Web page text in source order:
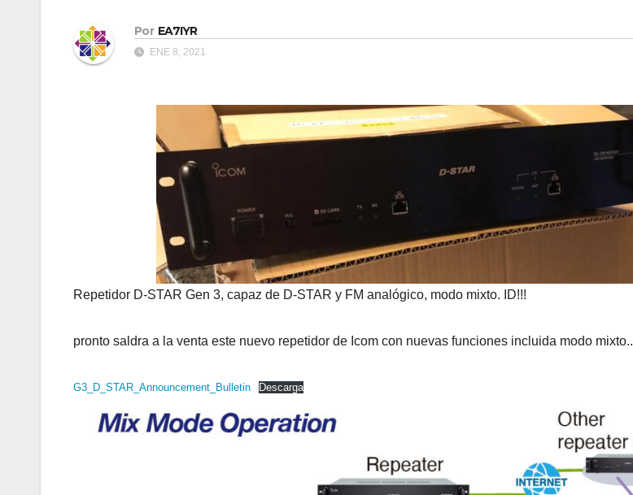
Por EA7IYR
ENE 8, 2021
Repetidor D-STAR Gen 3, capaz de D-STAR y FM analógico, modo mixto. ID!!!
pronto saldra a la venta este nuevo repetidor de Icom con nuevas funciones incluida modo mixto..
G3_D_STAR_Announcement_Bulletin Descarga